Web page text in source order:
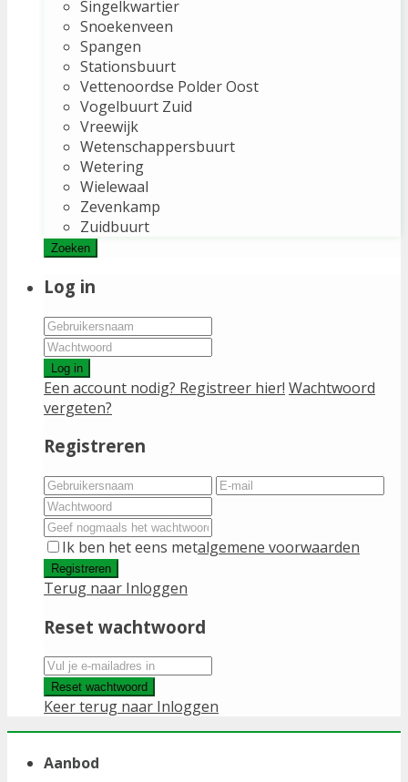
Singelkwartier
Snoekenveen
Spangen
Stationsbuurt
Vettenoordse Polder Oost
Vogelbuurt Zuid
Vreewijk
Wetenschappersbuurt
Wetering
Wielewaal
Zevenkamp
Zuidbuurt
Zoeken
Log in
Log in
Een account nodig? Registreer hier! Wachtwoord
vergeten?
Registreren
Ik ben het eens metalgemene voorwaarden
Registreren
Terug naar Inloggen
Reset wachtwoord
Reset wachtwoord
Keer terug naar Inloggen
Aanbod